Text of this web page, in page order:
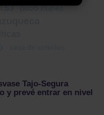
paco núñez
Tajo-Segura
y prevé entrar en nivel